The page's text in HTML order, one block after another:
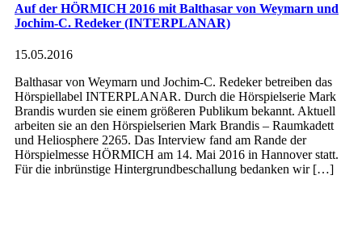
Auf der HÖRMICH 2016 mit Balthasar von Weymarn und
Jochim-C. Redeker (INTERPLANAR)
15.05.2016
Balthasar von Weymarn und Jochim-C. Redeker betreiben das
Hörspiellabel INTERPLANAR. Durch die Hörspielserie Mark
Brandis wurden sie einem größeren Publikum bekannt. Aktuell
arbeiten sie an den Hörspielserien Mark Brandis – Raumkadett
und Heliosphere 2265. Das Interview fand am Rande der
Hörspielmesse HÖRMICH am 14. Mai 2016 in Hannover statt.
Für die inbrünstige Hintergrundbeschallung bedanken wir […]